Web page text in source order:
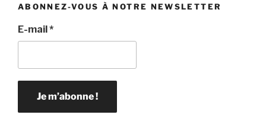
ABONNEZ-VOUS À NOTRE NEWSLETTER
E-mail*